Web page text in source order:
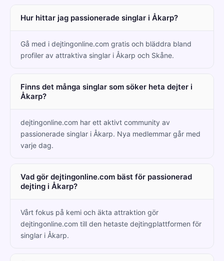
Hur hittar jag passionerade singlar i Åkarp?
Gå med i dejtingonline.com gratis och bläddra bland
profiler av attraktiva singlar i Åkarp och Skåne.
Finns det många singlar som söker heta dejter i
Åkarp?
dejtingonline.com har ett aktivt community av
passionerade singlar i Åkarp. Nya medlemmar går med
varje dag.
Vad gör dejtingonline.com bäst för passionerad
dejting i Åkarp?
Vårt fokus på kemi och äkta attraktion gör
dejtingonline.com till den hetaste dejtingplattformen för
singlar i Åkarp.